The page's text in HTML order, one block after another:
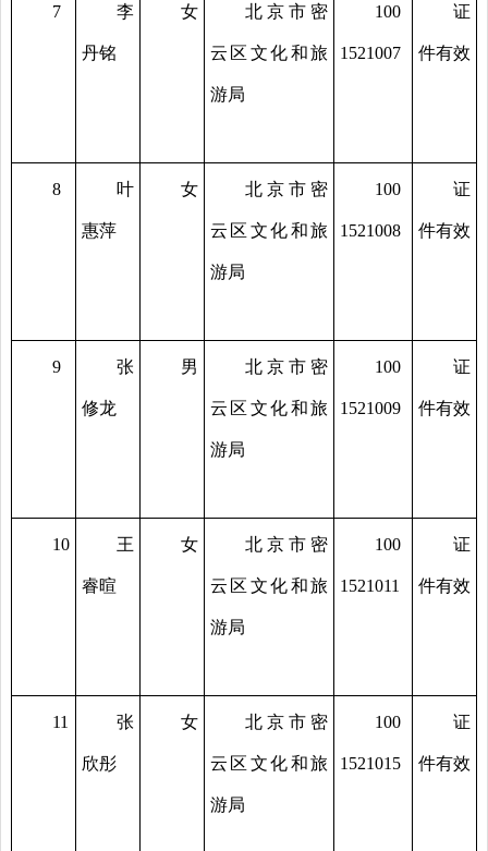
7 李
丹铭
女 北京市密
云区文化和旅
游局
100
1521007
证
件有效
8 叶
惠萍
女 北京市密
云区文化和旅
游局
100
1521008
证
件有效
9 张
修龙
男 北京市密
云区文化和旅
游局
100
1521009
证
件有效
10 王
睿暄
女 北京市密
云区文化和旅
游局
100
1521011
证
件有效
11 张
欣彤
女 北京市密
云区文化和旅
游局
100
1521015
证
件有效